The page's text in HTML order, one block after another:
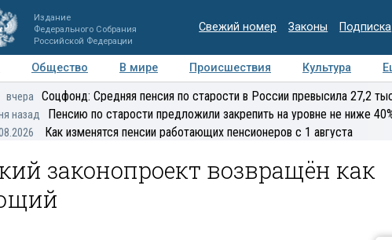
Издание
Федерального Собрания
Российской Федерации
Свежий номер Законы Подписка
Общество В мире Происшествия Культура
Мнения Регионы Медиацентр Интервью
вчера Соцфонд: Средняя пенсия по старости в России превысила 27,2
назад Пенсию по старости предложили закрепить на уровне не ниже
Как изменятся пенсии работающих пенсионеров с 1 августа
законопроект возвращён как